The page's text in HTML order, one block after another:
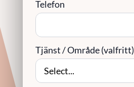
Telefon
Tjänst / Område (valfritt)